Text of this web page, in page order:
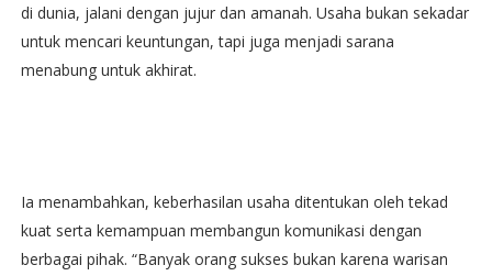
di dunia, jalani dengan jujur dan amanah. Usaha bukan sekadar
untuk mencari keuntungan, tapi juga menjadi sarana
menabung untuk akhirat.
Ia menambahkan, keberhasilan usaha ditentukan oleh tekad
kuat serta kemampuan membangun komunikasi dengan
berbagai pihak. “Banyak orang sukses bukan karena warisan